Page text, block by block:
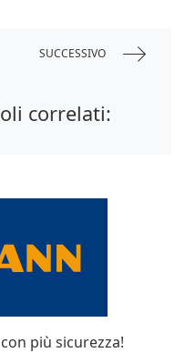
SUCCESSIVO
correlati:
più sicurezza!